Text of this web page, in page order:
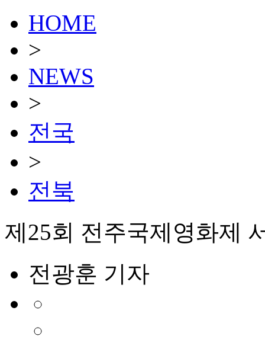
HOME
>
NEWS
>
전국
>
전북
제25회 전주국제영화제
전광훈 기자